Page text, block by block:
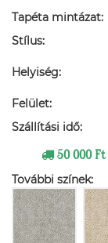
Tapéta mintázat:
Stílus:
Helyiség:
Felület:
Szállítási idő:
50 000 Ft
További színek: